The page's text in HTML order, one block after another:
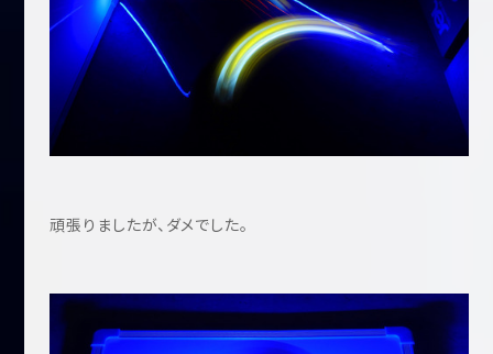
頑張りましたが、ダメでした。